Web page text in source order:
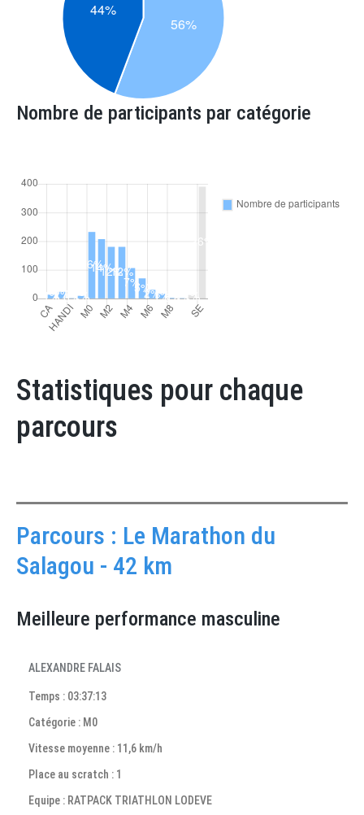
Nombre de participants par catégorie
Statistiques pour chaque
parcours
Parcours : Le Marathon du
Salagou - 42 km
Meilleure performance masculine
ALEXANDRE FALAIS
Temps : 03:37:13
Catégorie : M0
Vitesse moyenne : 11,6 km/h
Place au scratch : 1
Equipe : RATPACK TRIATHLON LODEVE